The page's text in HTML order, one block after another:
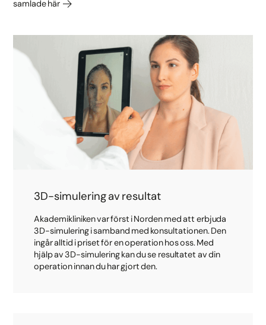
samlade här
3D-simulering av resultat
Akademikliniken var först i Norden med att erbjuda
3D-simulering i samband med konsultationen. Den
ingår alltid i priset för en operation hos oss. Med
hjälp av 3D-simulering kan du se resultatet av din
operation innan du har gjort den.